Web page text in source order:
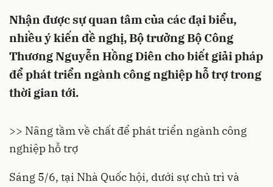
Nhận được sự quan tâm của các đại biểu,
nhiều ý kiến đề nghị, Bộ trưởng Bộ Công
Thương Nguyễn Hồng Diên cho biết giải pháp
để phát triển ngành công nghiệp hỗ trợ trong
thời gian tới.
>> Nâng tầm về chất để phát triển ngành công
nghiệp hỗ trợ
Sáng 5/6, tại Nhà Quốc hội, dưới sự chủ trì và
Hủy